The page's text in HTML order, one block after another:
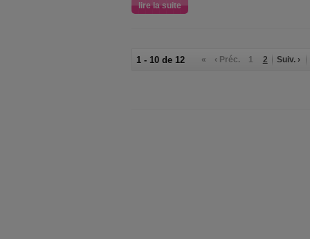
lire la suite
1 - 10 de 12 « ‹ Préc. 1 2 Suiv. ›